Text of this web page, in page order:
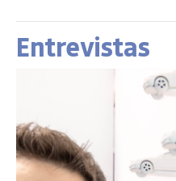
Entrevistas